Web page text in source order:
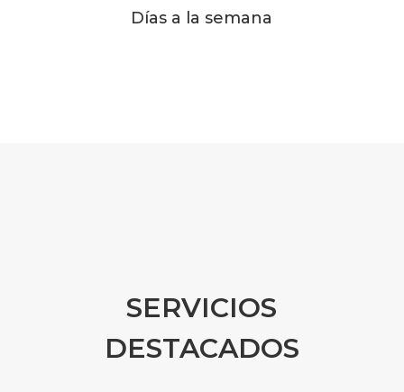
Días a la semana
SERVICIOS
DESTACADOS